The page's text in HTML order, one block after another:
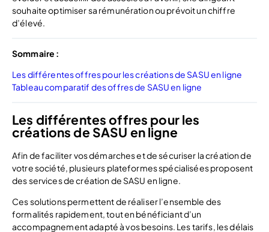
souhaite optimiser sa rémunération ou prévoit un chiffre
d’élevé.
Sommaire :
Les différentes offres pour les créations de SASU en ligne
Tableau comparatif des offres de SASU en ligne
Les différentes offres pour les
créations de SASU en ligne
Afin de faciliter vos démarches et de sécuriser la création de
votre société, plusieurs plateformes spécialisées proposent
des services de création de SASU en ligne.
Ces solutions permettent de réaliser l’ensemble des
formalités rapidement, tout en bénéficiant d’un
accompagnement adapté à vos besoins. Les tarifs, les délais